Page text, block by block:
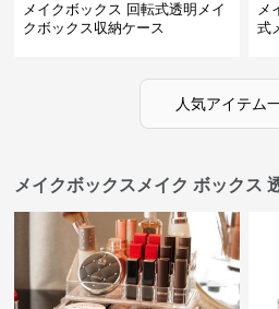
メイクボックス 回転式透明メイ
クボックス収納ケース
メ
式
人気アイテム
メイクボックスメイク ボックス